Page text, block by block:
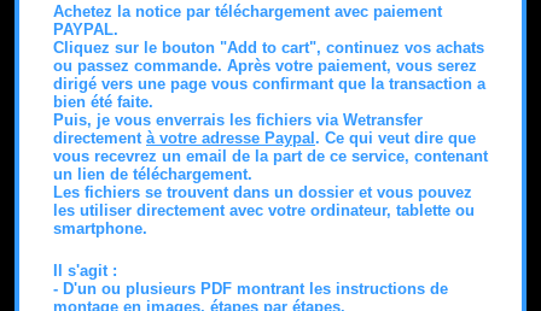
Achetez la notice par téléchargement avec paiement
PAYPAL.
Cliquez sur le bouton "Add to cart", continuez vos achats
ou passez commande. Après votre paiement, vous serez
dirigé vers une page vous confirmant que la transaction a
bien été faite.
Puis, je vous enverrais les fichiers via Wetransfer
directement à votre adresse Paypal . Ce qui veut dire que
vous recevrez un email de la part de ce service, contenant
un lien de téléchargement.
Les fichiers se trouvent dans un dossier et vous pouvez
les utiliser directement avec votre ordinateur, tablette ou
smartphone.
Il s'agit :
- D'un ou plusieurs PDF montrant les instructions de
montage en images, étapes par étapes.